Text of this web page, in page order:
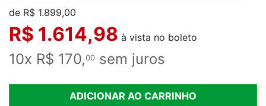
de R$ 1.899,00
R$ 1.614,98 à vista no boleto
10x R$ 170,00 sem juros
ADICIONAR AO CARRINHO